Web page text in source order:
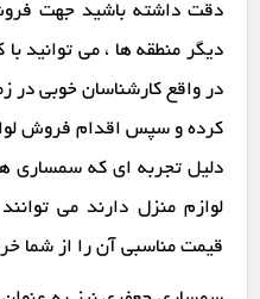
دقت داشته باشید جهت
دیگر منطقه ها ، می توانید
در واقع کارشناسان خوبی در
کرده و سپس اقدام فروش
دلیل تجربه ای که سمساری
لوازم منزل دارند می
قیمت مناسبی آن را از شما